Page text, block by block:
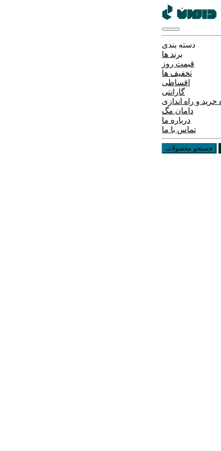
دسته بندی
برند ها
قیمت روز
تخفیف ها
اقساطی
گارانتی
و راه اندازی
دامان مگ
درباره ما
تماس با ما
جستجو محصولات